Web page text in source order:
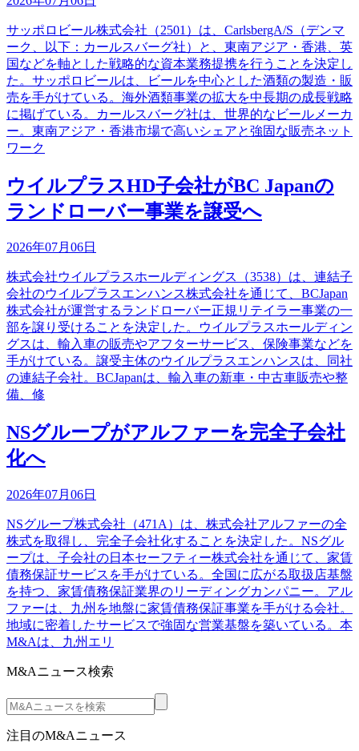
サッポロビール株式会社（2501）は、CarlsbergA/S（デンマ
ーク、以下：カールスバーグ社）と、東南アジア・香港、英
国などを軸とした戦略的な資本業務提携を行うことを決定し
た。サッポロビールは、ビールを中心とした酒類の製造・販
売を手がけている。海外酒類事業の拡大を中長期の成長戦略
に掲げている。カールスバーグ社は、世界的なビールメーカ
ー。東南アジア・香港市場で高いシェアと強固な販売ネット
ワーク
ウイルプラスHD子会社がBC Japanの
ランドローバー事業を譲受へ
2026年07月06日
株式会社ウイルプラスホールディングス（3538）は、連結子
会社のウイルプラスエンハンス株式会社を通じて、BCJapan
株式会社が運営するランドローバー正規リテイラー事業の一
部を譲り受けることを決定した。ウイルプラスホールディン
グスは、輸入車の販売やアフターサービス、保険事業などを
手がけている。譲受主体のウイルプラスエンハンスは、同社
の連結子会社。BCJapanは、輸入車の新車・中古車販売や整
備、修
NSグループがアルファーを完全子会社
化へ
2026年07月06日
NSグループ株式会社（471A）は、株式会社アルファーの全
株式を取得し、完全子会社化することを決定した。NSグル
ープは、子会社の日本セーフティー株式会社を通じて、家賃
債務保証サービスを手がけている。全国に広がる取扱店基盤
を持つ、家賃債務保証業界のリーディングカンパニー。アル
ファーは、九州を地盤に家賃債務保証事業を手がける会社。
地域に密着したサービスで強固な営業基盤を築いている。本
M&Aは、九州エリ
M&Aニュース検索
注目のM&Aニュース